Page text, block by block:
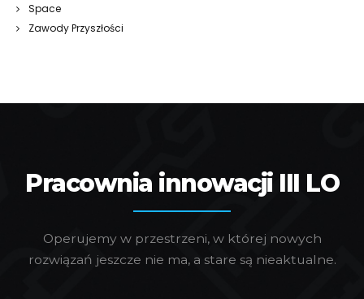
Space
Zawody Przyszłości
Pracownia innowacji III LO
Operujemy w przestrzeni, w której nowych
rozwiązań jeszcze nie ma, a stare są nieaktualne.